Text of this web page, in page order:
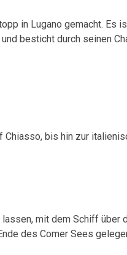
in Lugano gemacht. Es
besticht durch seinen
bis hin zur
mit dem Schiff über
des Comer Sees